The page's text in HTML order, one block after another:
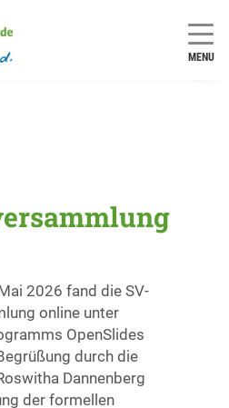
MENU
2026 fand die SV-
online unter
OpenSlides
durch die
Dannenberg
der formellen